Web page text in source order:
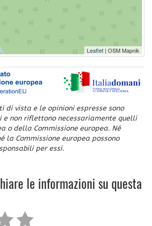
Leaflet | OSM Mapnik
di vista e le opinioni espresse sono
e non riflettono necessariamente quelli
o della Commissione europea. Né
la Commissione europea possono
per essi.
le informazioni su questa